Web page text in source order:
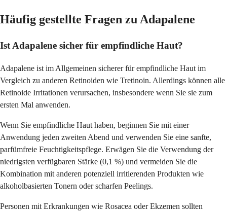
Häufig gestellte Fragen zu Adapalene
Ist Adapalene sicher für empfindliche Haut?
Adapalene ist im Allgemeinen sicherer für empfindliche Haut im
Vergleich zu anderen Retinoiden wie Tretinoin. Allerdings können alle
Retinoide Irritationen verursachen, insbesondere wenn Sie sie zum
ersten Mal anwenden.
Wenn Sie empfindliche Haut haben, beginnen Sie mit einer
Anwendung jeden zweiten Abend und verwenden Sie eine sanfte,
parfümfreie Feuchtigkeitspflege. Erwägen Sie die Verwendung der
niedrigsten verfügbaren Stärke (0,1 %) und vermeiden Sie die
Kombination mit anderen potenziell irritierenden Produkten wie
alkoholbasierten Tonern oder scharfen Peelings.
Personen mit Erkrankungen wie Rosacea oder Ekzemen sollten